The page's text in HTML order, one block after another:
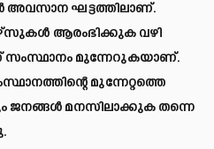
അവസാന ഘട്ടത്തിലാണ്.
ആരംഭിക്കുക വഴി
മുന്നേറുകയാണ്.
മുന്നേറ്റത്തെ
ജനങ്ങൾ മനസിലാക്കുക തന്നെ